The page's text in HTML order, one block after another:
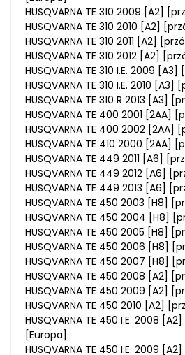
HUSQVARNA TE 310 2009 [A2]
HUSQVARNA TE 310 2010 [A2]
HUSQVARNA TE 310 2011 [A2]
HUSQVARNA TE 310 2012 [A2]
HUSQVARNA TE 310 I.E. 2009
HUSQVARNA TE 310 I.E. 2010
HUSQVARNA TE 310 R 2013 [A3]
HUSQVARNA TE 400 2001 [2AA]
HUSQVARNA TE 400 2002 [2AA]
HUSQVARNA TE 410 2000 [2AA]
HUSQVARNA TE 449 2011 [A6]
HUSQVARNA TE 449 2012 [A6]
HUSQVARNA TE 449 2013 [A6]
HUSQVARNA TE 450 2003 [H8]
HUSQVARNA TE 450 2004 [H8]
HUSQVARNA TE 450 2005 [H8]
HUSQVARNA TE 450 2006 [H8]
HUSQVARNA TE 450 2007 [H8]
HUSQVARNA TE 450 2008 [A2]
HUSQVARNA TE 450 2009 [A2]
HUSQVARNA TE 450 2010 [A2]
HUSQVARNA TE 450 I.E. 2008
[Europa]
HUSQVARNA TE 450 I.E. 2009